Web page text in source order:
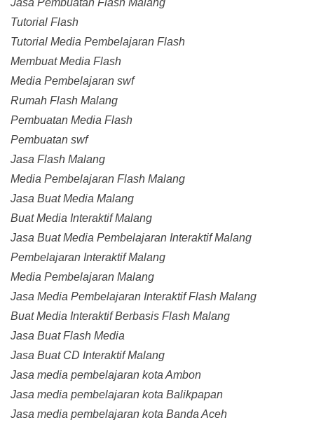
Jasa Pembuatan Flash Malang
Tutorial Flash
Tutorial Media Pembelajaran Flash
Membuat Media Flash
Media Pembelajaran swf
Rumah Flash Malang
Pembuatan Media Flash
Pembuatan swf
Jasa Flash Malang
Media Pembelajaran Flash Malang
Jasa Buat Media Malang
Buat Media Interaktif Malang
Jasa Buat Media Pembelajaran Interaktif Malang
Pembelajaran Interaktif Malang
Media Pembelajaran Malang
Jasa Media Pembelajaran Interaktif Flash Malang
Buat Media Interaktif Berbasis Flash Malang
Jasa Buat Flash Media
Jasa Buat CD Interaktif Malang
Jasa media pembelajaran kota Ambon
Jasa media pembelajaran kota Balikpapan
Jasa media pembelajaran kota Banda Aceh